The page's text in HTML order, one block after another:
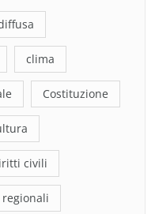
clima
Costituzione
civili
regionali